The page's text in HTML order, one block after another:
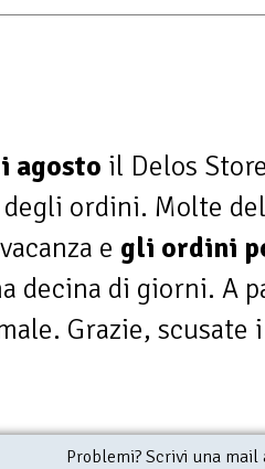
agosto il Delos
ordini. Molte
e gli ordini
decina di giorni. A
Grazie, scusate
Problemi? Scrivi una